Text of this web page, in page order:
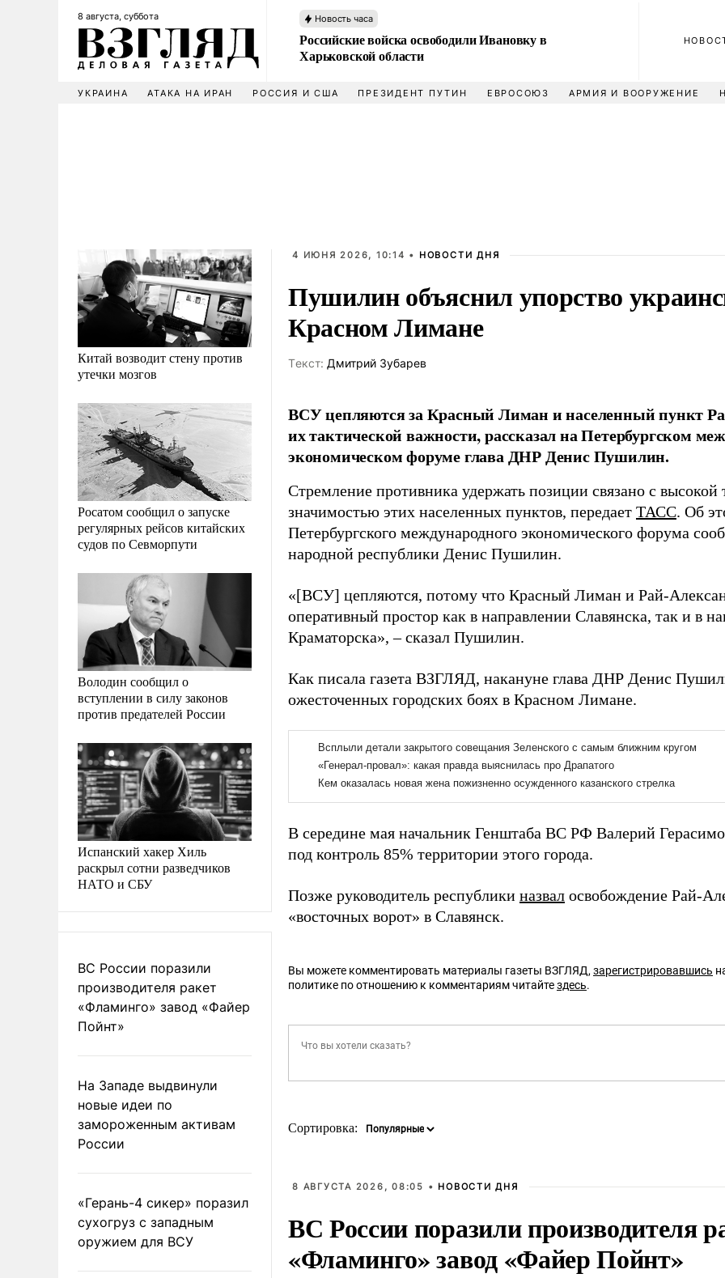
8 августа, суббота Новость часа
Российские войска освободили Ивановку в
Харьковской области
УКРАИНА АТАКА НА ИРАН РОССИЯ И США ПРЕЗИДЕНТ ПУТИН ЕВРОСОЮЗ АРМИЯ И ВООРУЖЕНИЕ
Китай возводит стену против
утечки мозгов
Росатом сообщил о запуске
регулярных рейсов китайских
судов по Севморпути
Володин сообщил о
вступлении в силу законов
против предателей России
Испанский хакер Хиль
раскрыл сотни разведчиков
НАТО и СБУ
ВС России поразили
производителя ракет
«Фламинго» завод «Файер
Пойнт»
На Западе выдвинули
новые идеи по
замороженным активам
России
«Герань-4 сикер» поразил
сухогруз с западным
оружием для ВСУ
4 ИЮНЯ 2026, 10:14 • НОВОСТИ ДНЯ
Пушилин объяснил упорство
Красном Лимане
Tекст: Дмитрий Зубарев
ВСУ цепляются за Красный Лиман и населенный пункт
их тактической важности, рассказал на Петербургском
экономическом форуме глава ДНР Денис Пушилин.
Стремление противника удержать позиции связано с высокой
значимостью этих населенных пунктов, передает ТАСС. Об
Петербургского международного экономического форума
народной республики Денис Пушилин.
«[ВСУ] цепляются, потому что Красный Лиман и Рай-
оперативный простор как в направлении Славянска, так и в
Краматорска», – сказал Пушилин.
Как писала газета ВЗГЛЯД, накануне глава ДНР Денис
ожесточенных городских боях в Красном Лимане.
В середине мая начальник Генштаба ВС РФ Валерий
под контроль 85% территории этого города.
Позже руководитель республики назвал освобождение Рай-
«восточных ворот» в Славянск.
Вы можете комментировать материалы газеты ВЗГЛЯД, зарегистрировавшись
политике по отношению к комментариям читайтездесь.
Сортировка:
8 АВГУСТА 2026, 08:05 • НОВОСТИ ДНЯ
ВС России поразили производителя
«Фламинго» завод «Файер Пойнт»